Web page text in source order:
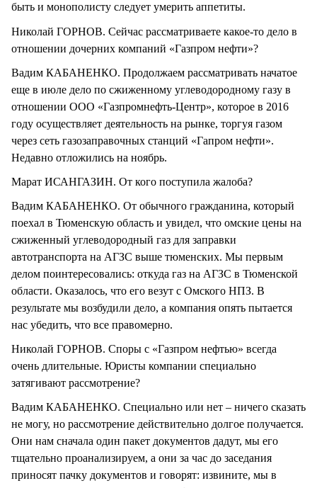
быть и монополисту следует умерить аппетиты.
Николай ГОРНОВ. Сейчас рассматриваете какое-то дело в
отношении дочерних компаний «Газпром нефти»?
Вадим КАБАНЕНКО. Продолжаем рассматривать начатое
еще в июле дело по сжиженному углеводородному газу в
отношении ООО «Газпромнефть-Центр», которое в 2016
году осуществляет деятельность на рынке, торгуя газом
через сеть газозаправочных станций «Гапром нефти».
Недавно отложились на ноябрь.
Марат ИСАНГАЗИН. От кого поступила жалоба?
Вадим КАБАНЕНКО. От обычного гражданина, который
поехал в Тюменскую область и увидел, что омские цены на
сжиженный углеводородный газ для заправки
автотранспорта на АГЗС выше тюменских. Мы первым
делом поинтересовались: откуда газ на АГЗС в Тюменской
области. Оказалось, что его везут с Омского НПЗ. В
результате мы возбудили дело, а компания опять пытается
нас убедить, что все правомерно.
Николай ГОРНОВ. Споры с «Газпром нефтью» всегда
очень длительные. Юристы компании специально
затягивают рассмотрение?
Вадим КАБАНЕНКО. Специально или нет – ничего сказать
не могу, но рассмотрение действительно долгое получается.
Они нам сначала один пакет документов дадут, мы его
тщательно проанализируем, а они за час до заседания
приносят пачку документов и говорят: извините, мы в